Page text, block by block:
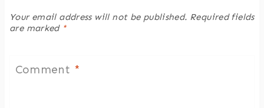
Your email address will not be published. Required fields
are marked *
Comment *